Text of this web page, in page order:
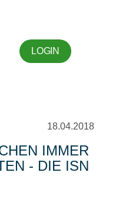
LOGIN
18.04.2018
IMMER
- DIE ISN